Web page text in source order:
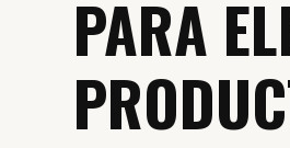
PARA